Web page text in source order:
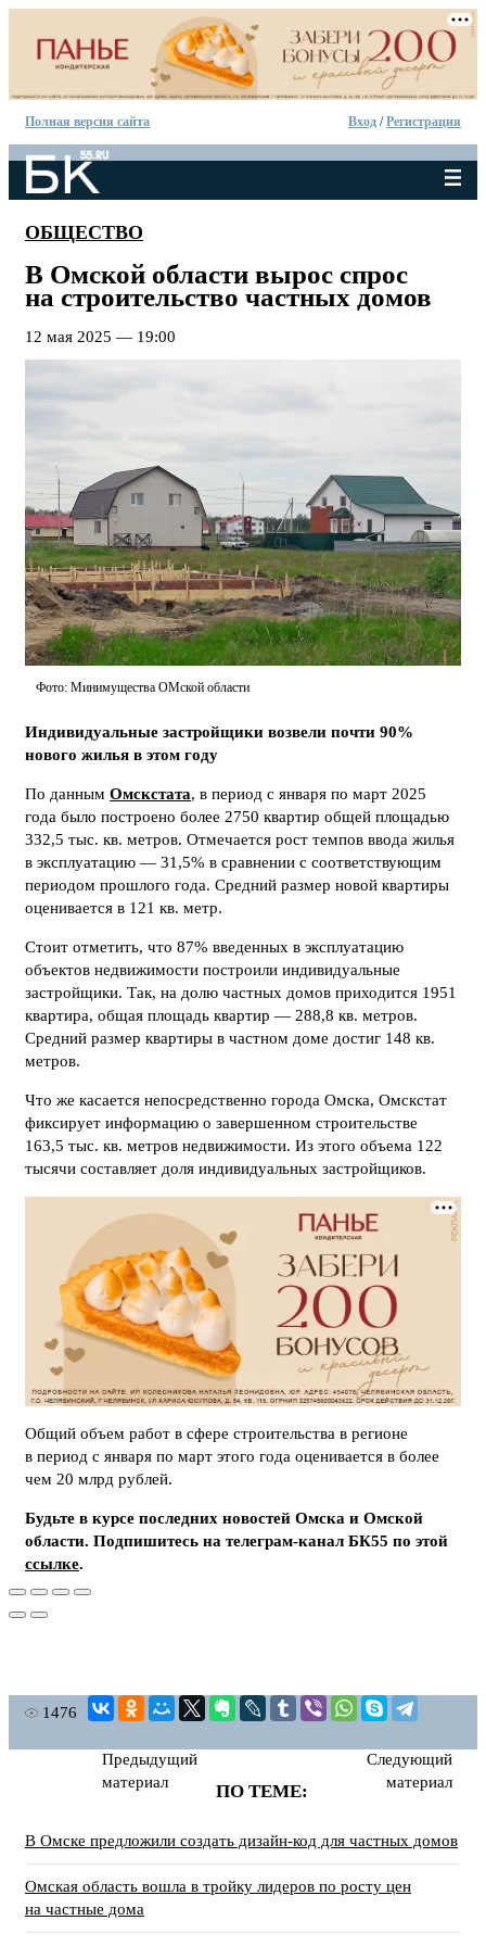
Полная версия сайта Вход /Регистрация
ОБЩЕСТВО
В Омской области вырос спрос
на строительство частных домов
12 мая 2025 — 19:00
Фото: Минимущества ОМской области
Индивидуальные застройщики возвели почти 90%
нового жилья в этом году
По данным Омскстата, в период с января по март 2025
года было построено более 2750 квартир общей площадью
332,5 тыс. кв. метров. Отмечается рост темпов ввода жилья
в эксплуатацию — 31,5% в сравнении с соответствующим
периодом прошлого года. Средний размер новой квартиры
оценивается в 121 кв. метр.
Стоит отметить, что 87% введенных в эксплуатацию
объектов недвижимости построили индивидуальные
застройщики. Так, на долю частных домов приходится 1951
квартира, общая площадь квартир — 288,8 кв. метров.
Средний размер квартиры в частном доме достиг 148 кв.
метров.
Что же касается непосредственно города Омска, Омскстат
фиксирует информацию о завершенном строительстве
163,5 тыс. кв. метров недвижимости. Из этого объема 122
тысячи составляет доля индивидуальных застройщиков.
Общий объем работ в сфере строительства в регионе
в период с января по март этого года оценивается в более
чем 20 млрд рублей.
Будьте в курсе последних новостей Омска и Омской
области. Подпишитесь на телеграм-канал БК55 по этой
ссылке.
1476
Предыдущий
материал
Следующий
материал
ПО ТЕМЕ:
В Омске предложили создать дизайн-код для частных домов
Омская область вошла в тройку лидеров по росту цен
на частные дома